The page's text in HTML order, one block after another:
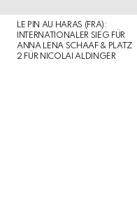
LE PIN AU HARAS (FRA):
INTERNATIONALER SIEG FÜR
ANNA LENA SCHAAF & PLATZ
2 FÜR NICOLAI ALDINGER